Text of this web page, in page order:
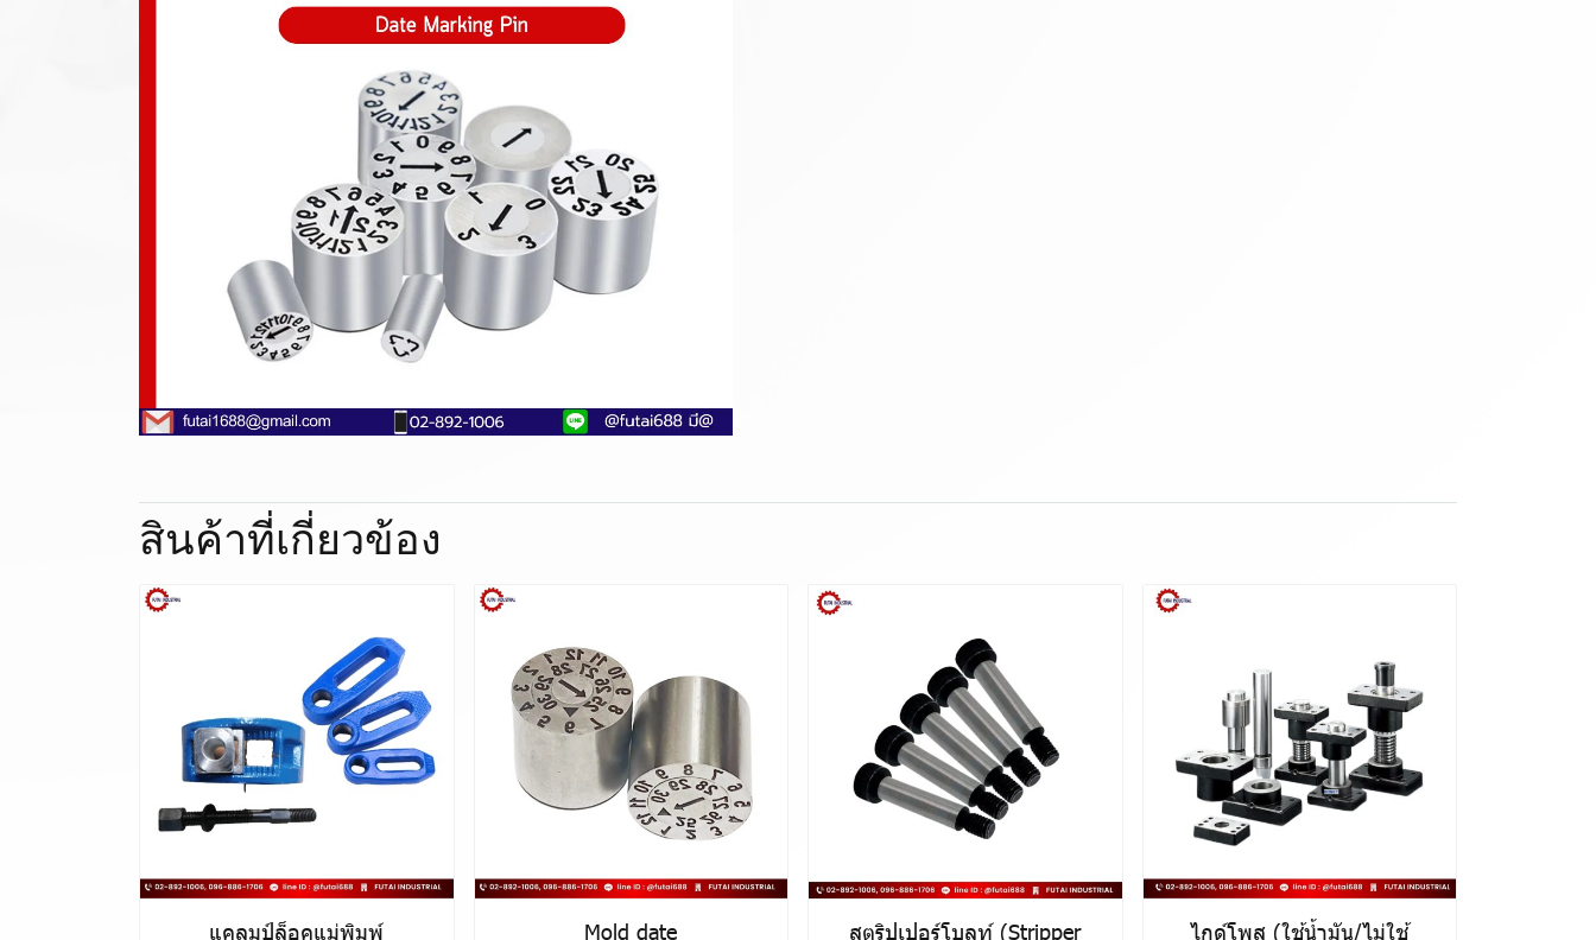
สินค้าที่เกี่ยวข้อง
แคลมป์ล็อคแม่พิมพ์ Mold date สตริปเปอร์โบลท์ (Stripper ไกด์โพส (ใช้น้ำมัน/ไม่ใช้